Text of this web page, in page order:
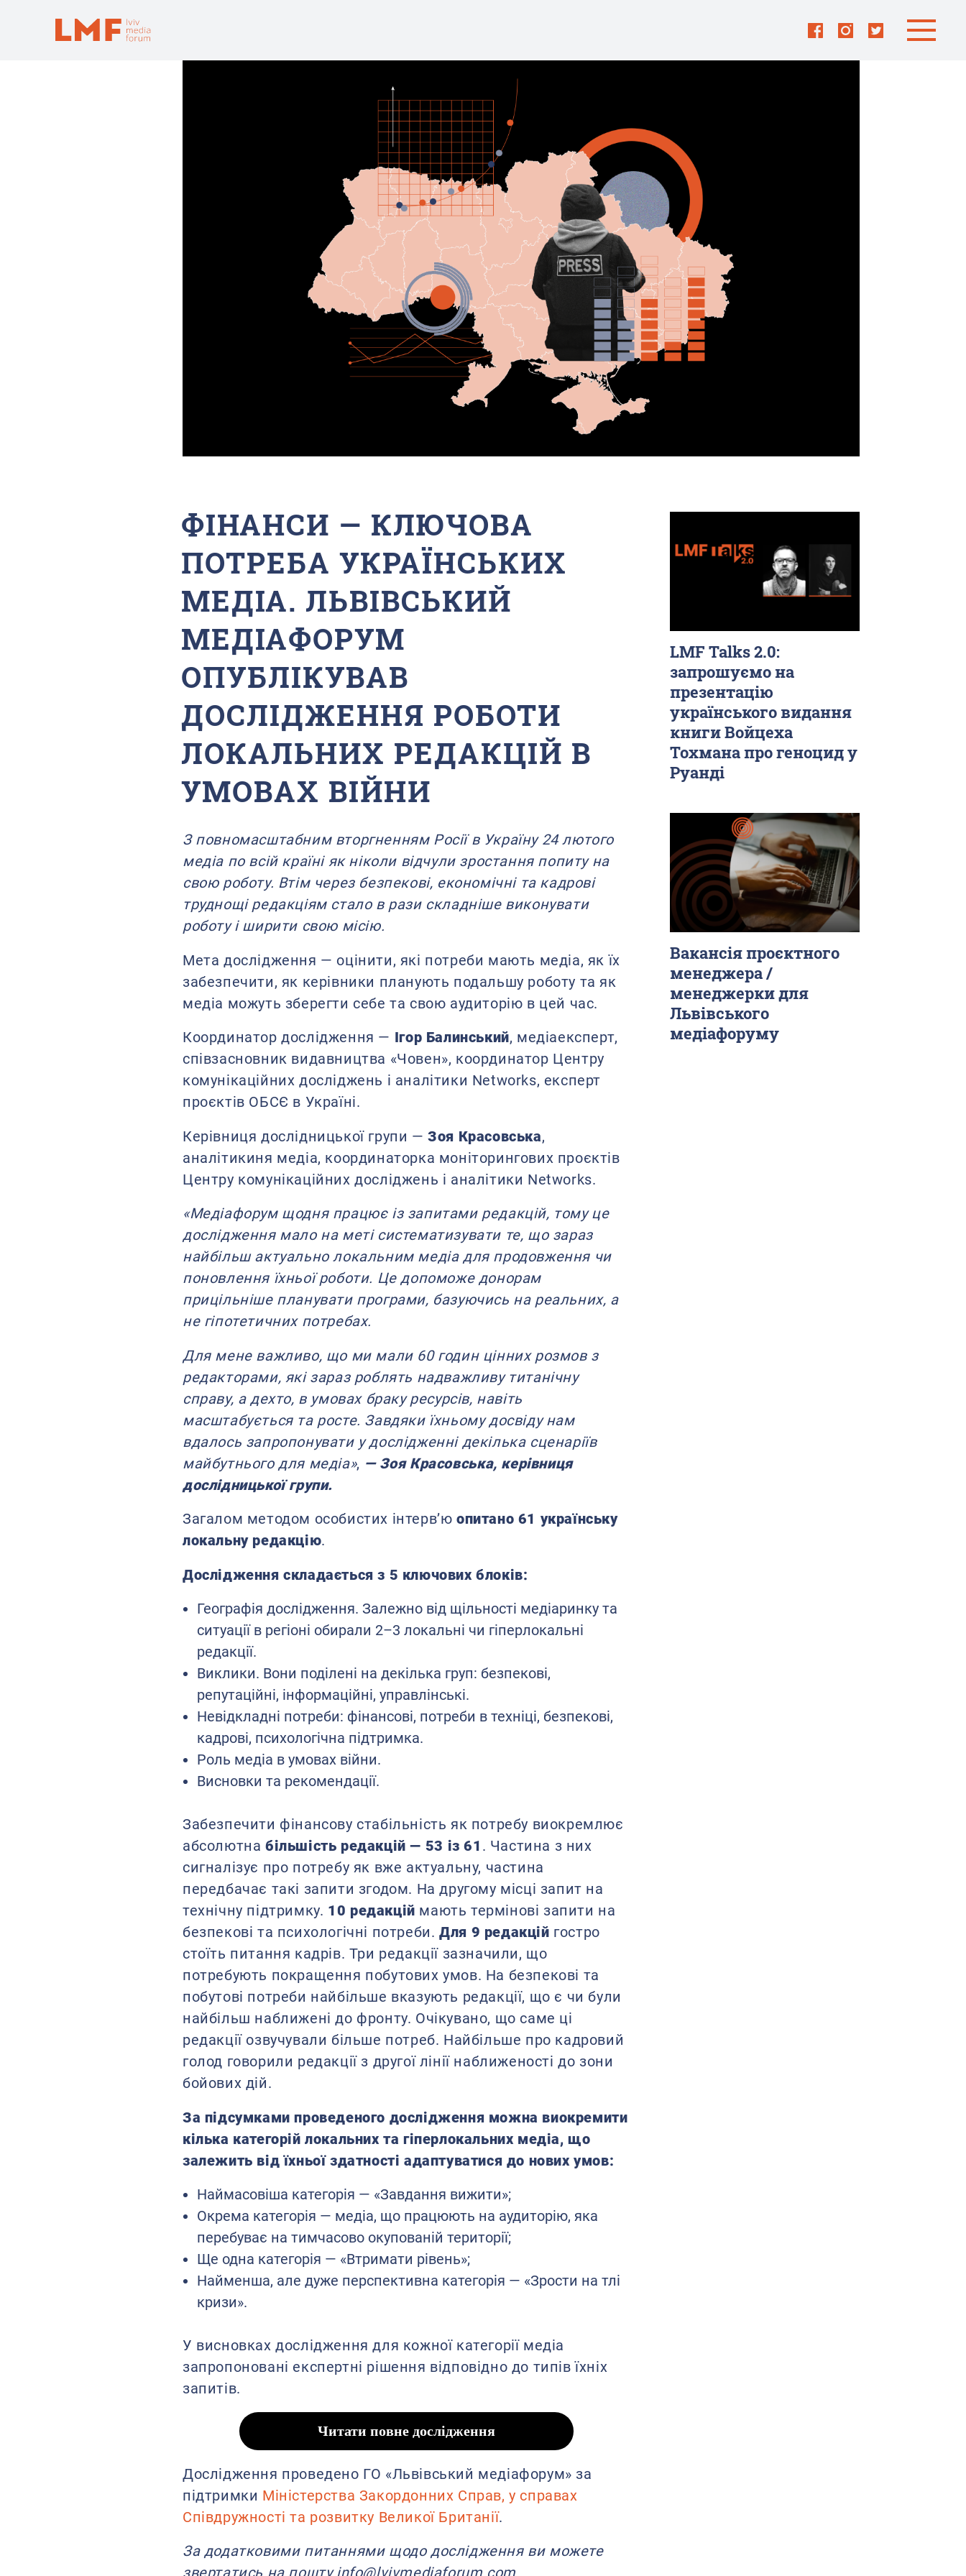
ФІНАНСИ — КЛЮЧОВА
ПОТРЕБА УКРАЇНСЬКИХ
МЕДІА. ЛЬВІВСЬКИЙ
МЕДІАФОРУМ
ОПУБЛІКУВАВ
ДОСЛІДЖЕННЯ РОБОТИ
ЛОКАЛЬНИХ РЕДАКЦІЙ В
УМОВАХ ВІЙНИ
З повномасштабним вторгненням Росії в Україну 24 лютого
медіа по всій країні як ніколи відчули зростання попиту на
свою роботу. Втім через безпекові, економічні та кадрові
труднощі редакціям стало в рази складніше виконувати
роботу і ширити свою місію.
Мета дослідження — оцінити, які потреби мають медіа, як їх
забезпечити, як керівники планують подальшу роботу та як
медіа можуть зберегти себе та свою аудиторію в цей час.
Координатор дослідження — Ігор Балинський, медіаексперт,
співзасновник видавництва «Човен», координатор Центру
комунікаційних досліджень і аналітики Networks, експерт
проєктів ОБСЄ в Україні.
Керівниця дослідницької групи —Зоя Красовська,
аналітикиня медіа, координаторка моніторингових проєктів
Центру комунікаційних досліджень і аналітики Networks.
«Медіафорум щодня працює із запитами редакцій, тому це
дослідження мало на меті систематизувати те, що зараз
найбільш актуально локальним медіа для продовження чи
поновлення їхньої роботи. Це допоможе донорам
прицільніше планувати програми, базуючись на реальних, а
не гіпотетичних потребах.
Для мене важливо, що ми мали 60 годин цінних розмов з
редакторами, які зараз роблять надважливу титанічну
справу, а дехто, в умовах браку ресурсів, навіть
масштабується та росте. Завдяки їхньому досвіду нам
вдалось запропонувати у дослідженні декілька сценаріїв
майбутнього для медіа», — Зоя Красовська, керівниця
дослідницької групи.
Загалом методом особистих інтерв’юопитано 61 українську
локальну редакцію.
Дослідження складається з 5 ключових блоків:
Географія дослідження. Залежно від щільності медіаринку та
ситуації в регіоні обирали 2–3 локальні чи гіперлокальні
редакції.
Виклики. Вони поділені на декілька груп: безпекові,
репутаційні, інформаційні, управлінські.
Невідкладні потреби: фінансові, потреби в техніці, безпекові,
кадрові, психологічна підтримка.
Роль медіа в умовах війни.
Висновки та рекомендації.
Забезпечити фінансову стабільність як потребу виокремлює
абсолютнабільшість редакцій — 53 із 61 . Частина з них
сигналізує про потребу як вже актуальну, частина
передбачає такі запити згодом. На другому місці запит на
технічну підтримку. 10 редакцій мають термінові запити на
безпекові та психологічні потреби.Для 9 редакцій гостро
стоїть питання кадрів. Три редакції зазначили, що
потребують покращення побутових умов. На безпекові та
побутові потреби найбільше вказують редакції, що є чи були
найбільш наближені до фронту. Очікувано, що саме ці
редакції озвучували більше потреб. Найбільше про кадровий
голод говорили редакції з другої лінії наближеності до зони
бойових дій.
За підсумками проведеного дослідження можна виокремити
кілька категорій локальних та гіперлокальних медіа, що
залежить від їхньої здатності адаптуватися до нових умов:
Наймасовіша категорія — «Завдання вижити»;
Окрема категорія — медіа, що працюють на аудиторію, яка
перебуває на тимчасово окупованій території;
Ще одна категорія — «Втримати рівень»;
Найменша, але дуже перспективна категорія — «Зрости на тлі
кризи».
У висновках дослідження для кожної категорії медіа
запропоновані експертні рішення відповідно до типів їхніх
запитів.
Читати повне дослідження
Дослідження проведено ГО «Львівський медіафорум» за
підтримки Міністерства Закордонних Справ, у справах
Співдружності та розвитку Великої Британії.
За додатковими питаннями щодо дослідження ви можете
LMF Talks 2.0:
запрошуємо на
презентацію
українського видання
книги Войцеха
Тохмана про геноцид у
Руанді
Вакансія проєктного
менеджера /
менеджерки для
Львівського
медіафоруму